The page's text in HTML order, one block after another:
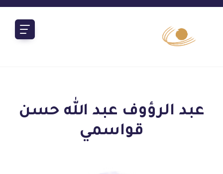
عبد الرؤوف عبد الله حسن
قواسمي